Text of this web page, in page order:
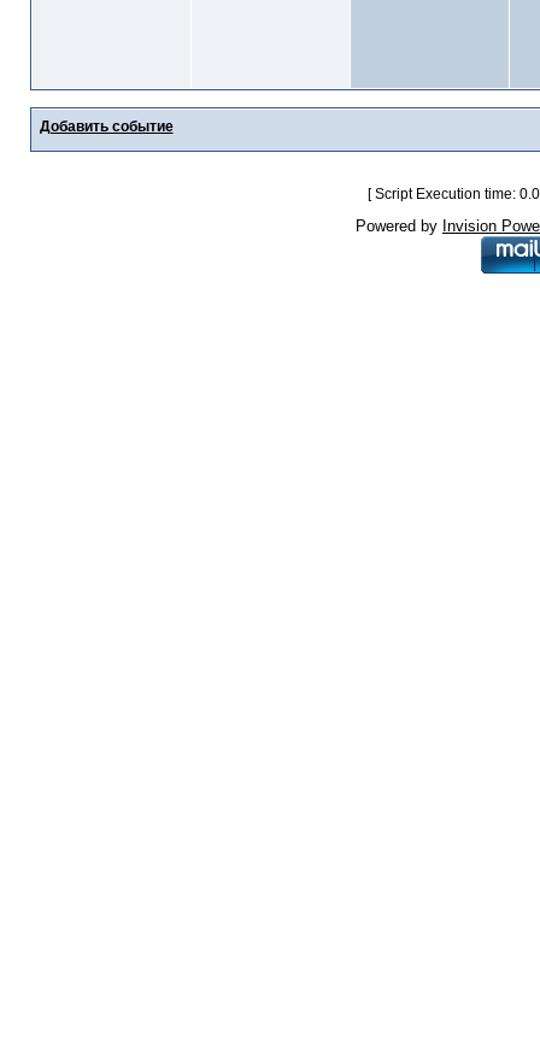
Добавить событие
[ Script Execution time:
Powered by Invision